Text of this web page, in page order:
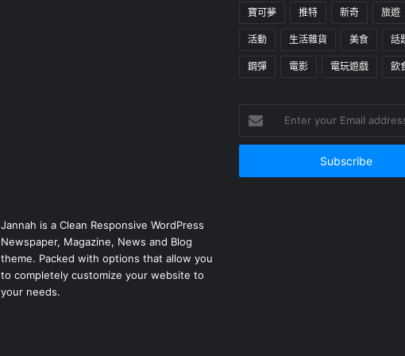
Jannah is a Clean Responsive WordPress
Newspaper, Magazine, News and Blog
theme. Packed with options that allow you
to completely customize your website to
your needs.
寶可夢 推特 新奇 旅遊
活動 生活雜貨 美食 話
鋼彈 電影 電玩遊戲 飲
your
Email